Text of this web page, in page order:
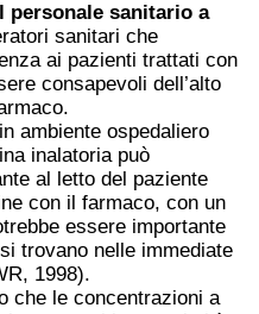
personale sanitario a
sanitari che
ai pazienti trattati con
consapevoli dell’alto
ambiente ospedaliero
inalatoria può
al letto del paziente
con il farmaco, con un
essere importante
trovano nelle immediate
1998).
che le concentrazioni a